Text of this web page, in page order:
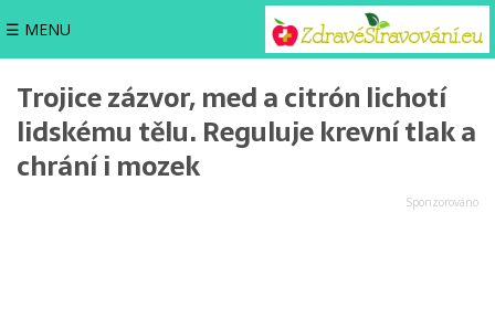
☰ MENU
Trojice zázvor, med a citrón lichotí
lidskému tělu. Reguluje krevní tlak a
chrání i mozek